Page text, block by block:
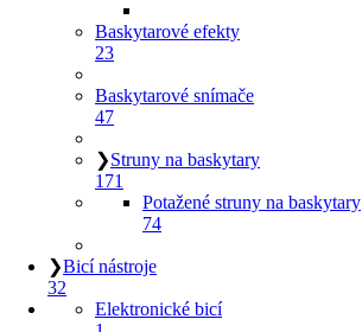
Baskytarové efekty
23
Baskytarové snímače
47
❯Struny na baskytary
171
Potažené struny na baskytary
74
❯Bicí nástroje
32
Elektronické bicí